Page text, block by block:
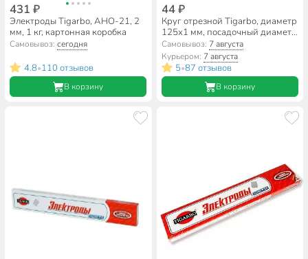
431 ₽
Электроды Tigarbo, AHO-21, 2
мм, 1 кг, картонная коробка
Самовывоз:сегодня
4.8•110 отзывов
В корзину
44 ₽
Круг отрезной Tigarbo, диаметр
125х1 мм, посадочный диаметр
22 мм, зернистость F60, 14А
Самовывоз: 7 августа
Курьером: 7 августа
5•87 отзывов
В корзину